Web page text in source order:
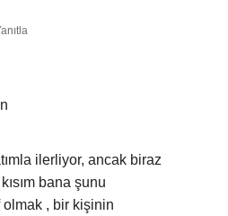
ilerliyor, ancak biraz
bana şunu
, bir kişinin